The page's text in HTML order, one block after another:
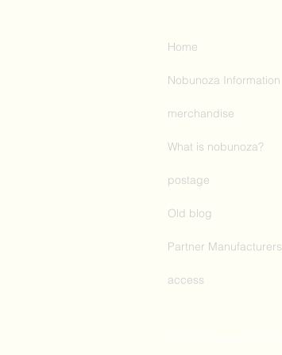
Home
Nobunoza Information
merchandise
What is nobunoza?
postage
Old blog
Partner Manufacturers
access